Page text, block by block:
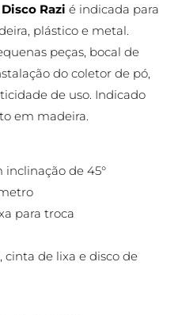
Razi é indicada para
plástico e metal.
peças, bocal de
do coletor de pó,
de uso. Indicado
em madeira.
inclinação de 45°
para troca
cinta de lixa e disco de